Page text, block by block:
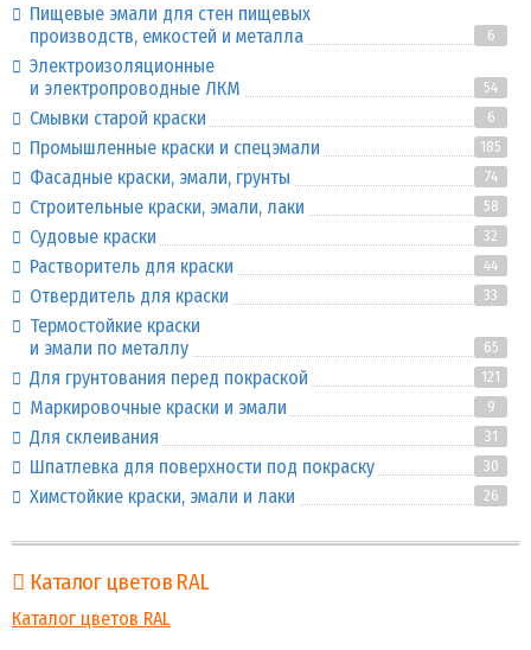
Пищевые эмали для стен пищевых
производств, емкостей и металла
6
Электроизоляционные
и электропроводные ЛКМ
54
Смывки старой краски 6
Промышленные краски и спецэмали 185
Фасадные краски, эмали, грунты 74
Строительные краски, эмали, лаки 58
Судовые краски 32
Растворитель для краски 44
Отвердитель для краски 33
Термостойкие краски
и эмали по металлу
65
Для грунтования перед покраской 121
Маркировочные краски и эмали 9
Для склеивания 31
Шпатлевка для поверхности под покраску 30
Химстойкие краски, эмали и лаки 26
Каталог цветов RAL
Каталог цветов RAL